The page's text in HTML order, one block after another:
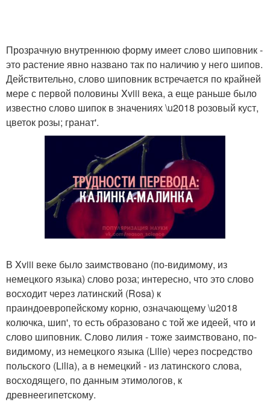
Прозрачную внутреннюю форму имеет слово шиповник -
это растение явно названо так по наличию у него шипов.
Действительно, слово шиповник встречается по крайней
мере с первой половины Xviii века, а еще раньше было
известно слово шипок в значениях \u2018 розовый куст,
цветок розы; гранат'.
В Xviii веке было заимствовано (по-видимому, из
немецкого языка) слово роза; интересно, что это слово
восходит через латинский (Rosa) к
праиндоевропейскому корню, означающему \u2018
колючка, шип', то есть образовано с той же идеей, что и
слово шиповник. Слово лилия - тоже заимствовано, по-
видимому, из немецкого языка (Lilie) через посредство
польского (Lilia), а в немецкий - из латинского слова,
восходящего, по данным этимологов, к
древнеегипетскому.